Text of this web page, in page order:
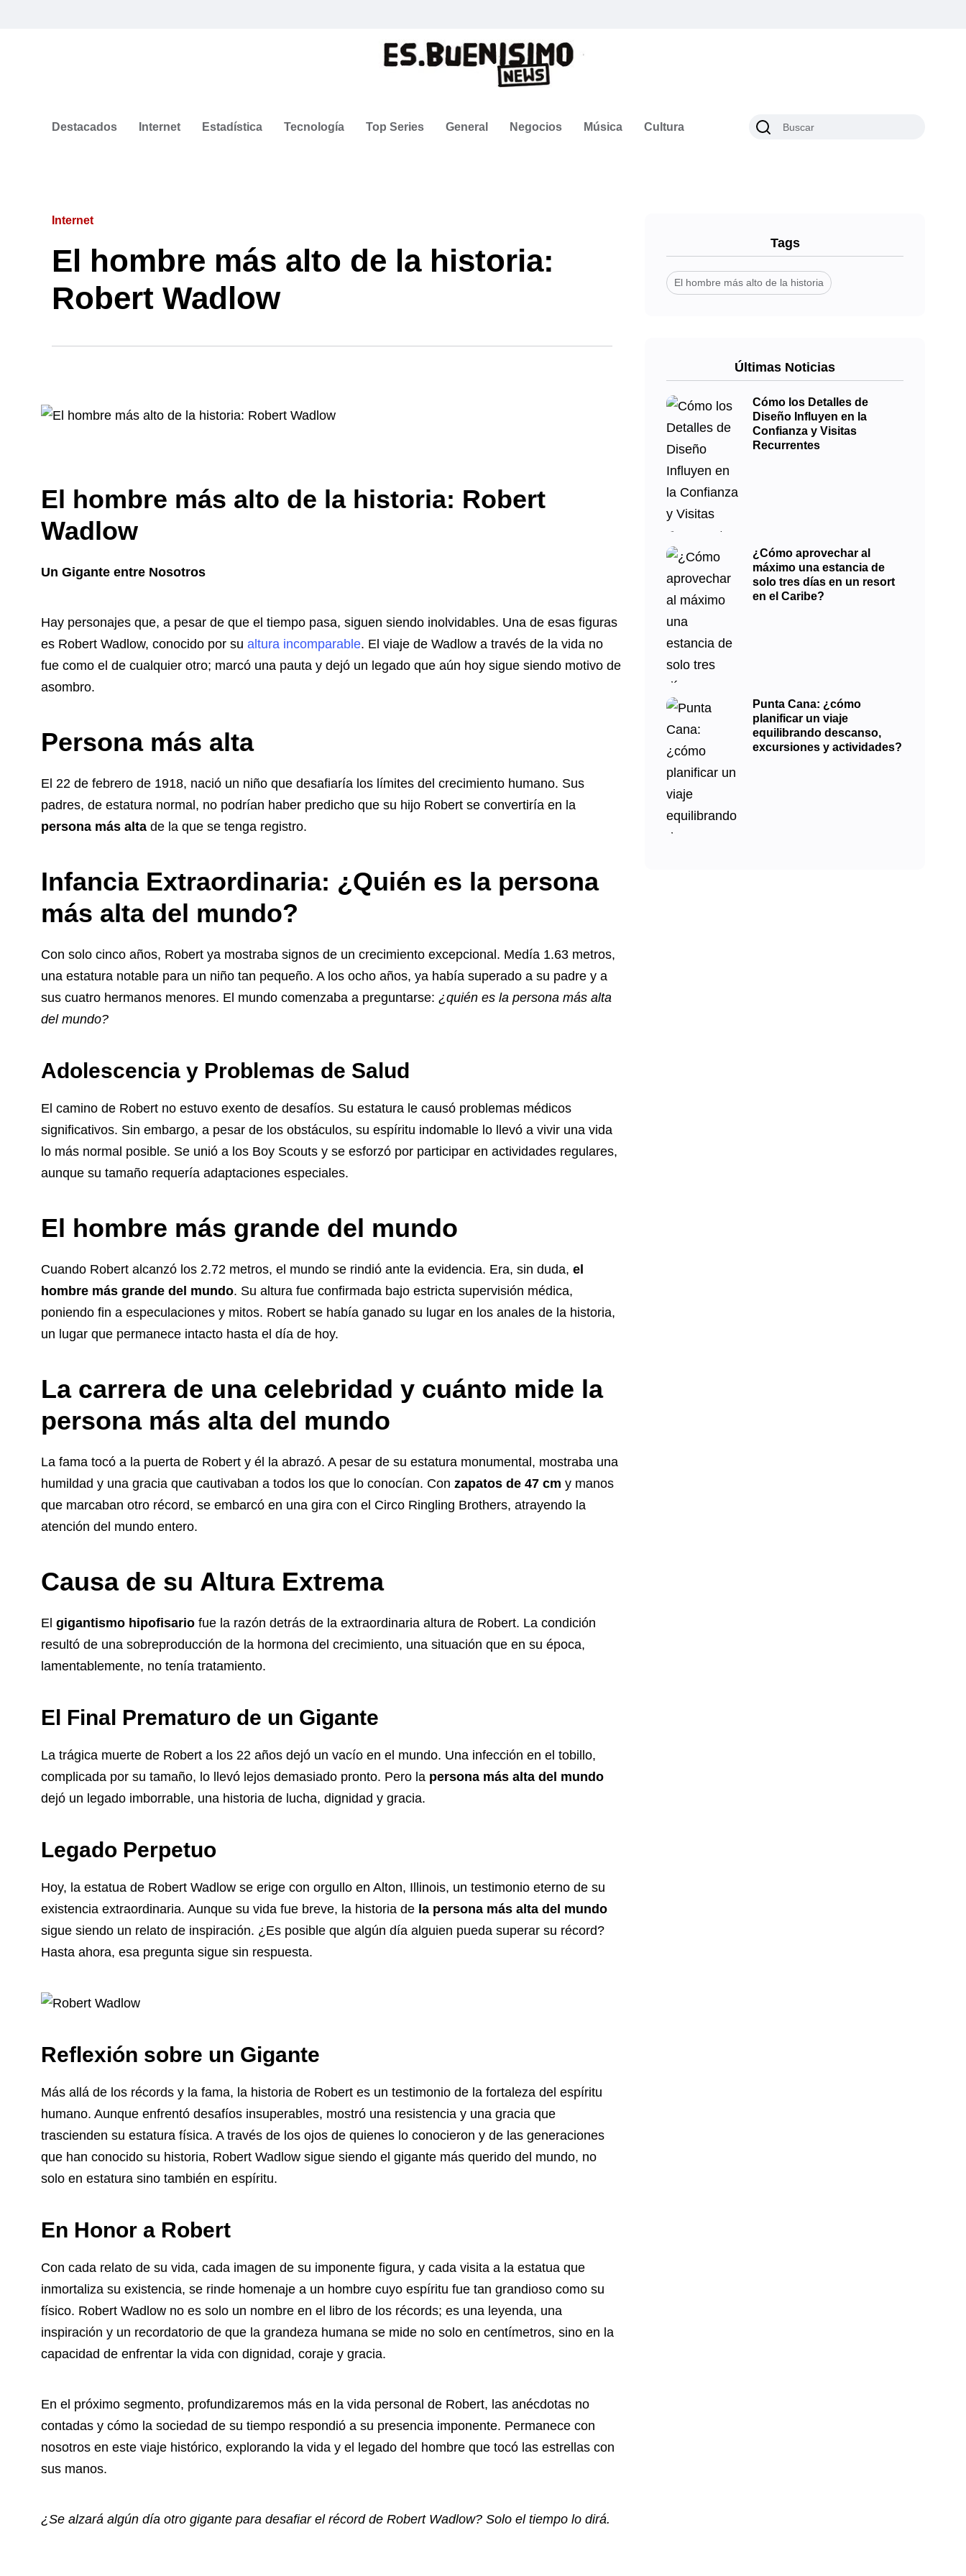
Destacados Internet Estadística Tecnología Top Series General Negocios Música Cultura
Internet
El hombre más alto de la historia:
Robert Wadlow
El hombre más alto de la historia: Robert
Wadlow
Un Gigante entre Nosotros
Hay personajes que, a pesar de que el tiempo pasa, siguen siendo inolvidables. Una de esas figuras
es Robert Wadlow, conocido por su altura incomparable. El viaje de Wadlow a través de la vida no
fue como el de cualquier otro; marcó una pauta y dejó un legado que aún hoy sigue siendo motivo de
asombro.
Persona más alta
El 22 de febrero de 1918, nació un niño que desafiaría los límites del crecimiento humano. Sus
padres, de estatura normal, no podrían haber predicho que su hijo Robert se convertiría en la
persona más alta de la que se tenga registro.
Infancia Extraordinaria: ¿Quién es la persona
más alta del mundo?
Con solo cinco años, Robert ya mostraba signos de un crecimiento excepcional. Medía 1.63 metros,
una estatura notable para un niño tan pequeño. A los ocho años, ya había superado a su padre y a
sus cuatro hermanos menores. El mundo comenzaba a preguntarse: ¿quién es la persona más alta
del mundo?
Adolescencia y Problemas de Salud
El camino de Robert no estuvo exento de desafíos. Su estatura le causó problemas médicos
significativos. Sin embargo, a pesar de los obstáculos, su espíritu indomable lo llevó a vivir una vida
lo más normal posible. Se unió a los Boy Scouts y se esforzó por participar en actividades regulares,
aunque su tamaño requería adaptaciones especiales.
El hombre más grande del mundo
Cuando Robert alcanzó los 2.72 metros, el mundo se rindió ante la evidencia. Era, sin duda, el
hombre más grande del mundo. Su altura fue confirmada bajo estricta supervisión médica,
poniendo fin a especulaciones y mitos. Robert se había ganado su lugar en los anales de la historia,
un lugar que permanece intacto hasta el día de hoy.
La carrera de una celebridad y cuánto mide la
persona más alta del mundo
La fama tocó a la puerta de Robert y él la abrazó. A pesar de su estatura monumental, mostraba una
humildad y una gracia que cautivaban a todos los que lo conocían. Con zapatos de 47 cm y manos
que marcaban otro récord, se embarcó en una gira con el Circo Ringling Brothers, atrayendo la
atención del mundo entero.
Causa de su Altura Extrema
El gigantismo hipofisario fue la razón detrás de la extraordinaria altura de Robert. La condición
resultó de una sobreproducción de la hormona del crecimiento, una situación que en su época,
lamentablemente, no tenía tratamiento.
El Final Prematuro de un Gigante
La trágica muerte de Robert a los 22 años dejó un vacío en el mundo. Una infección en el tobillo,
complicada por su tamaño, lo llevó lejos demasiado pronto. Pero la persona más alta del mundo
dejó un legado imborrable, una historia de lucha, dignidad y gracia.
Legado Perpetuo
Hoy, la estatua de Robert Wadlow se erige con orgullo en Alton, Illinois, un testimonio eterno de su
existencia extraordinaria. Aunque su vida fue breve, la historia de la persona más alta del mundo
sigue siendo un relato de inspiración. ¿Es posible que algún día alguien pueda superar su récord?
Hasta ahora, esa pregunta sigue sin respuesta.
Reflexión sobre un Gigante
Más allá de los récords y la fama, la historia de Robert es un testimonio de la fortaleza del espíritu
humano. Aunque enfrentó desafíos insuperables, mostró una resistencia y una gracia que
trascienden su estatura física. A través de los ojos de quienes lo conocieron y de las generaciones
que han conocido su historia, Robert Wadlow sigue siendo el gigante más querido del mundo, no
solo en estatura sino también en espíritu.
En Honor a Robert
Con cada relato de su vida, cada imagen de su imponente figura, y cada visita a la estatua que
inmortaliza su existencia, se rinde homenaje a un hombre cuyo espíritu fue tan grandioso como su
físico. Robert Wadlow no es solo un nombre en el libro de los récords; es una leyenda, una
inspiración y un recordatorio de que la grandeza humana se mide no solo en centímetros, sino en la
capacidad de enfrentar la vida con dignidad, coraje y gracia.
En el próximo segmento, profundizaremos más en la vida personal de Robert, las anécdotas no
contadas y cómo la sociedad de su tiempo respondió a su presencia imponente. Permanece con
nosotros en este viaje histórico, explorando la vida y el legado del hombre que tocó las estrellas con
sus manos.
¿Se alzará algún día otro gigante para desafiar el récord de Robert Wadlow? Solo el tiempo lo dirá.
Tags
El hombre más alto de la historia
Últimas Noticias
Cómo los Detalles de
Diseño Influyen en la
Confianza y Visitas
Recurrentes
¿Cómo aprovechar al
máximo una estancia de
solo tres días en un resort
en el Caribe?
Punta Cana: ¿cómo
planificar un viaje
equilibrando descanso,
excursiones y actividades?